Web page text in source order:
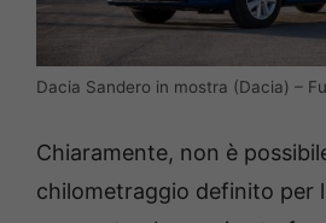
Dacia Sandero in mostra (Dacia) –
Chiaramente, non è
chilometraggio definito per